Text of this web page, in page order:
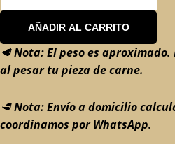
AÑADIR AL CARRITO
🥩Nota: El peso es
al pesar tu pieza de carne.
🥩Nota: Envío a domicilio
coordinamos por WhatsApp.